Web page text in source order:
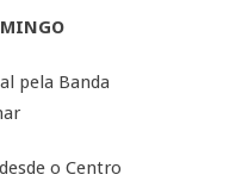
pela Banda
o Centro